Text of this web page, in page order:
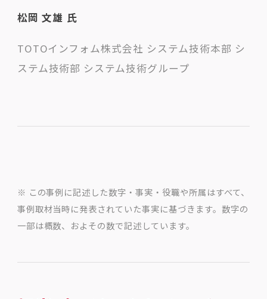
松岡 文雄 氏
TOTOインフォム株式会社 システム技術本部 シ
ステム技術部 システム技術グループ
※ この事例に記述した数字・事実・役職や所属はすべて、
事例取材当時に発表されていた事実に基づきます。数字の
一部は概数、およその数で記述しています。